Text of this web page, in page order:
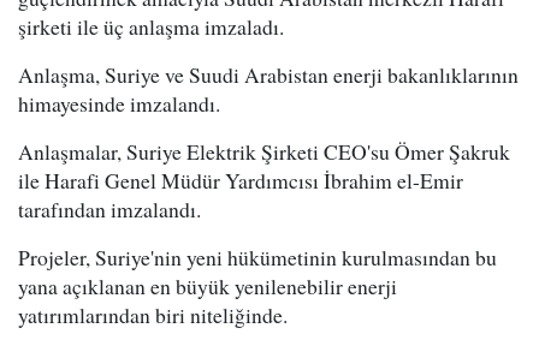
şirketi ile üç anlaşma imzaladı.
Anlaşma, Suriye ve Suudi Arabistan enerji bakanlıklarının
himayesinde imzalandı.
Anlaşmalar, Suriye Elektrik Şirketi CEO'su Ömer Şakruk
ile Harafi Genel Müdür Yardımcısı İbrahim el-Emir
tarafından imzalandı.
Projeler, Suriye'nin yeni hükümetinin kurulmasından bu
yana açıklanan en büyük yenilenebilir enerji
yatırımlarından biri niteliğinde.